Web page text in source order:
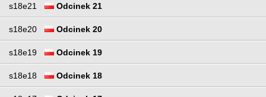
s18e21 Odcinek 21
s18e20 Odcinek 20
s18e19 Odcinek 19
s18e18 Odcinek 18